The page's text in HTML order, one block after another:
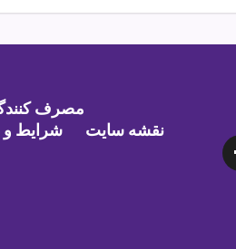
مصرف
شرایط و نقشه سایت